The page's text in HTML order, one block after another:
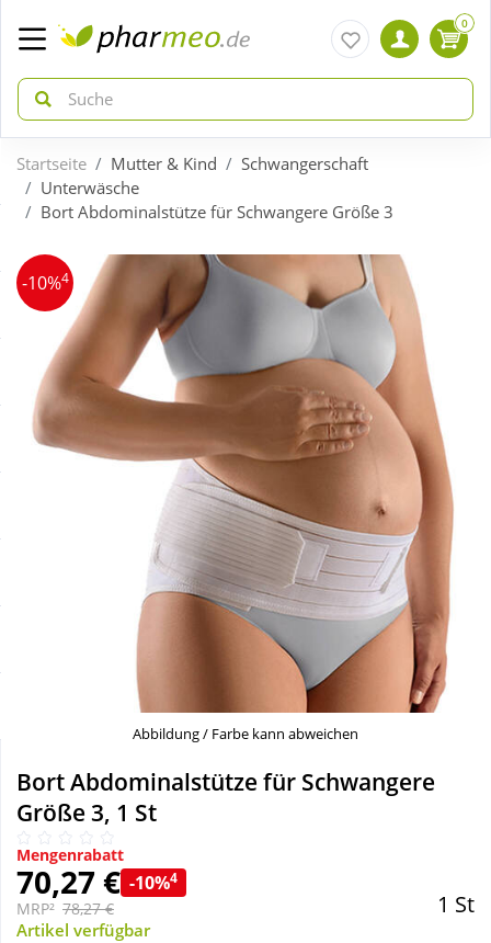
zurück
Aktuelle Coupons
Gratis dazu
Neuheiten
Täglich gut versorgt
zurück
Arzneimittel
Bio & Genuss
Diabetes
Körperpflege & Kosmetik
Nahrungsergänzung
Natur & Homöopathie
Sanitätshaus
Sport & Fitness
0
Startseite Mutter & Kind
Schwangerschaft
Unterwäsche
Bort Abdominalstütze für Schwangere Größe 3
-10%4
Abbildung / Farbe kann abweichen
Bort Abdominalstütze für Schwangere
Größe 3, 1 St
Mengenrabatt
70,27 € -10%4
MRP² 78,27 € 1 St
Artikel verfügbar